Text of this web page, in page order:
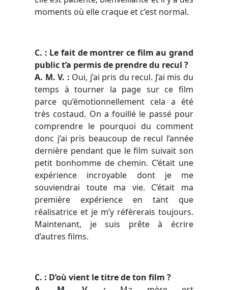
moments où elle craque et c’est normal.
C. : Le fait de montrer ce film au grand
public t’a permis de prendre du recul ?
A. M. V. : Oui, j’ai pris du recul. J’ai mis du
temps à tourner la page sur ce film
parce qu’émotionnellement cela a été
très costaud. On a fouillé le passé pour
comprendre le pourquoi du comment
donc j’ai pris beaucoup de recul l’année
dernière pendant que le film suivait son
petit bonhomme de chemin. C’était une
expérience incroyable dont je me
souviendrai toute ma vie. C’était ma
première expérience en tant que
réalisatrice et je m’y réfèrerais toujours.
Maintenant, je suis prête à écrire
d’autres films.
C. : D’où vient le titre de ton film ?